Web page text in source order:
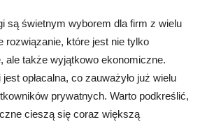
są świetnym wyborem dla firm z wielu
rozwiązanie, które jest nie tylko
ale także wyjątkowo ekonomiczne.
opłacalna, co zauważyło już wielu
prywatnych. Warto podkreślić,
cieszą się coraz większą